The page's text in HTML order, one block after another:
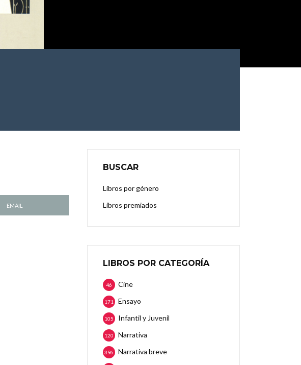
EMAIL
BUSCAR
Libros por género
Libros premiados
LIBROS POR CATEGORÍA
Cine
46
Ensayo
171
Infantil y Juvenil
105
Narrativa
120
Narrativa breve
396